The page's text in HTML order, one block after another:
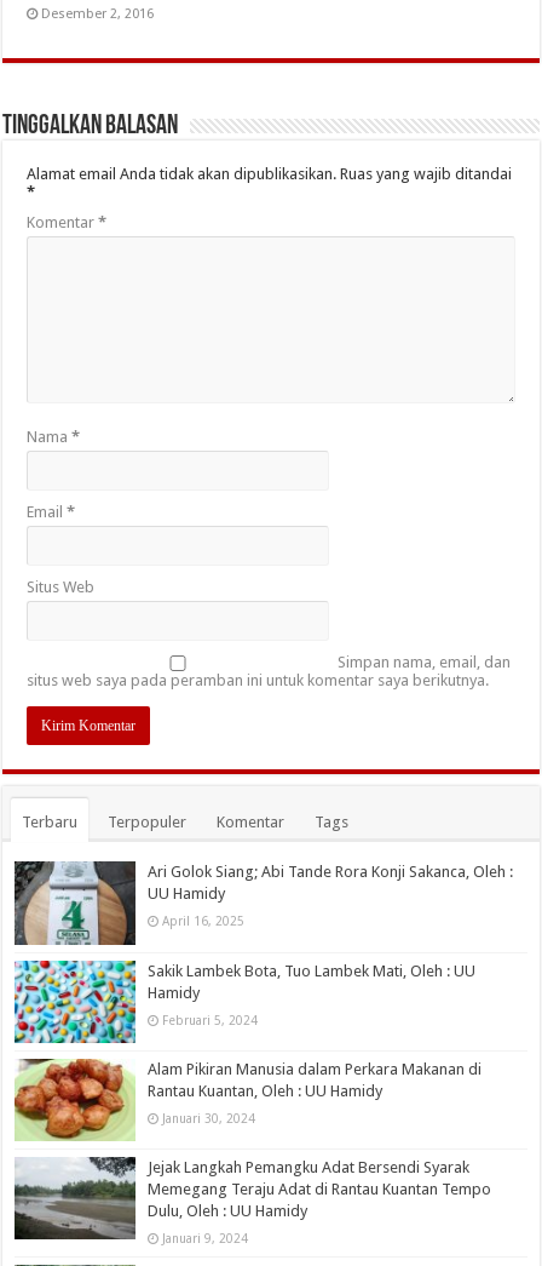
Desember 2, 2016
Tinggalkan Balasan
Alamat email Anda tidak akan dipublikasikan. Ruas yang wajib ditandai
*
Komentar*
Nama*
Email*
Situs Web
Simpan nama, email, dan
situs web saya pada peramban ini untuk komentar saya berikutnya.
Terbaru Terpopuler Komentar Tags
Ari Golok Siang; Abi Tande Rora Konji Sakanca, Oleh :
UU Hamidy
April 16, 2025
Sakik Lambek Bota, Tuo Lambek Mati, Oleh : UU
Hamidy
Februari 5, 2024
Alam Pikiran Manusia dalam Perkara Makanan di
Rantau Kuantan, Oleh : UU Hamidy
Januari 30, 2024
Jejak Langkah Pemangku Adat Bersendi Syarak
Memegang Teraju Adat di Rantau Kuantan Tempo
Dulu, Oleh : UU Hamidy
Januari 9, 2024